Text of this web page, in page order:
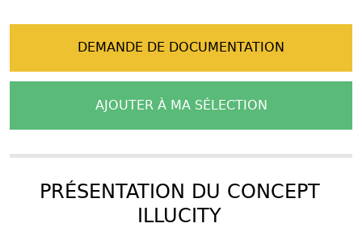
DEMANDE DE DOCUMENTATION
AJOUTER À MA SÉLECTION
PRÉSENTATION DU CONCEPT
ILLUCITY